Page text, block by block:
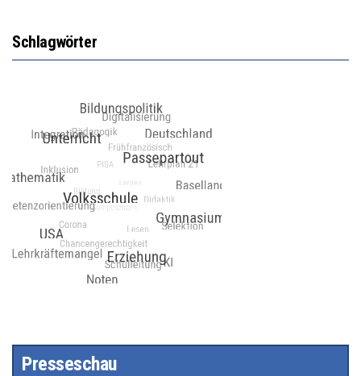
Schlagwörter
Presseschau